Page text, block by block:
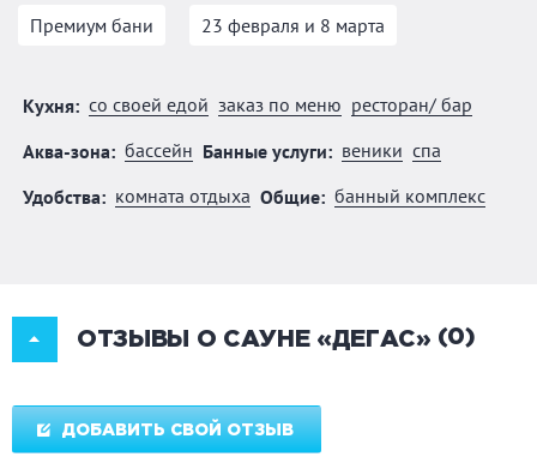
Премиум бани 23 февраля и 8 марта
Кухня: со своей едой заказ по меню ресторан/ бар
Аква-зона: бассейн Банные услуги: веники спа
Удобства: комната отдыха Общие: банный комплекс
ОТЗЫВЫ О САУНЕ «ДЕГАС» (0)
ДОБАВИТЬ СВОЙ ОТЗЫВ